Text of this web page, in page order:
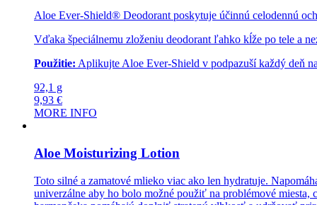
Aloe Ever-Shield® Deodorant poskytuje účinnú celodennú
Vďaka špeciálnemu zloženiu deodorant ľahko kĺže po tele a
Použitie: Aplikujte Aloe Ever-Shield v podpazuší každý deň
92,1 g
9,93 €
MORE INFO
Aloe Moisturizing Lotion
Toto silné a zamatové mlieko viac ako len hydratuje.
univerzálne aby ho bolo možné použiť na problémové